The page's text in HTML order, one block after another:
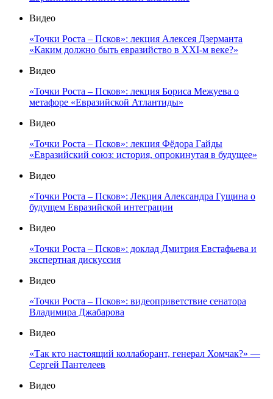
Видео
«Точки Роста – Псков»: лекция Алексея Дзерманта
«Каким должно быть евразийство в XXI-м веке?»
Видео
«Точки Роста – Псков»: лекция Бориса Межуева о
метафоре «Евразийской Атлантиды»
Видео
«Точки Роста – Псков»: лекция Фёдора Гайды
«Евразийский союз: история, опрокинутая в будущее»
Видео
«Точки Роста – Псков»: Лекция Александра Гущина о
будущем Евразийской интеграции
Видео
«Точки Роста – Псков»: доклад Дмитрия Евстафьева и
экспертная дискуссия
Видео
«Точки Роста – Псков»: видеоприветствие сенатора
Владимира Джабарова
Видео
«Так кто настоящий коллаборант, генерал Хомчак?» —
Сергей Пантелеев
Видео